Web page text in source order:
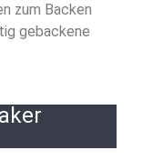
zum Backen
gebackene